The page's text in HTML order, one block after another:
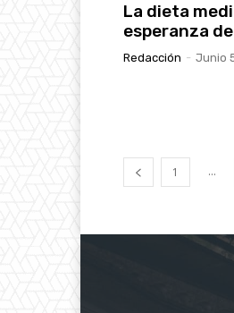
La dieta
esperanza
Redacción - Junio
1 ...